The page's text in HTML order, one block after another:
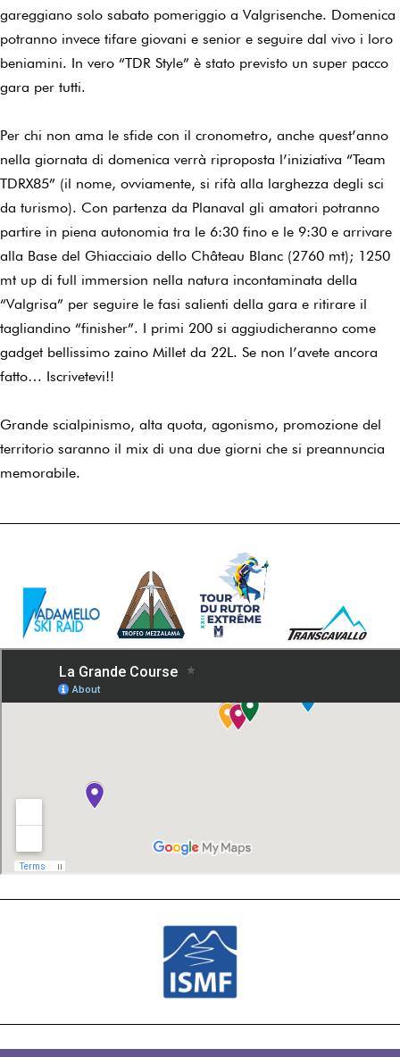
gareggiano solo sabato pomeriggio a Valgrisenche. Domenica
potranno invece tifare giovani e senior e seguire dal vivo i loro
beniamini. In vero “TDR Style” è stato previsto un super pacco
gara per tutti.
Per chi non ama le sfide con il cronometro, anche quest’anno
nella giornata di domenica verrà riproposta l’iniziativa “Team
TDRX85” (il nome, ovviamente, si rifà alla larghezza degli sci
da turismo). Con partenza da Planaval gli amatori potranno
partire in piena autonomia tra le 6:30 fino e le 9:30 e arrivare
alla Base del Ghiacciaio dello Château Blanc (2760 mt); 1250
mt up di full immersion nella natura incontaminata della
“Valgrisa” per seguire le fasi salienti della gara e ritirare il
tagliandino “finisher”. I primi 200 si aggiudicheranno come
gadget bellissimo zaino Millet da 22L. Se non l’avete ancora
fatto… Iscrivetevi!!
Grande scialpinismo, alta quota, agonismo, promozione del
territorio saranno il mix di una due giorni che si preannuncia
memorabile.